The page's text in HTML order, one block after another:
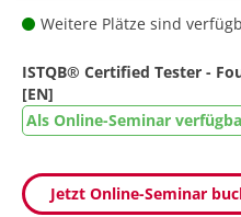
Weitere Plätze sind
ISTQB® Certified Tester -
[EN]
Als Online-Seminar
Jetzt Online-Seminar